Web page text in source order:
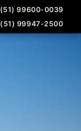
(51) 99600-0039
(51) 99947-2500